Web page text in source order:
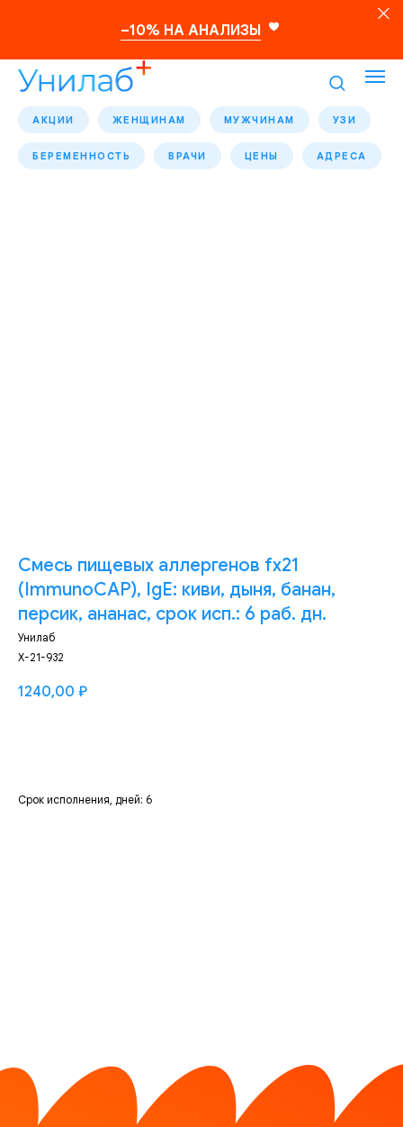
–10% НА АНАЛИЗЫ
АКЦИИ ЖЕНЩИНАМ МУЖЧИНАМ УЗИ
БЕРЕМЕННОСТЬ ВРАЧИ ЦЕНЫ АДРЕСА
Смесь пищевых аллергенов fx21
(ImmunoCAP), IgE: киви, дыня, банан,
персик, ананас, срок исп.: 6 раб. дн.
Унилаб
Х-21-932
1240,00 ₽
Срок исполнения, дней: 6